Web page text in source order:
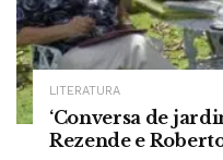
LITERATURA
‘Conversa de
Rezende e